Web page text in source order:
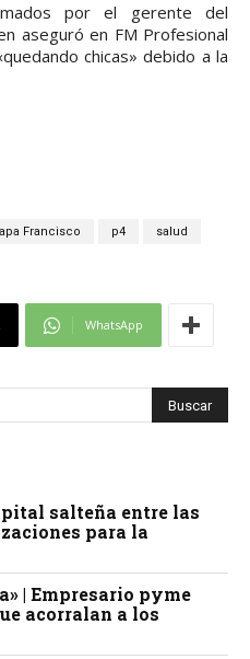
por el gerente del
aseguró en FM Profesional
chicas» debido a la
Francisco p4 salud
WhatsApp
salteña entre las
para la
| Empresario pyme
acorralan a los